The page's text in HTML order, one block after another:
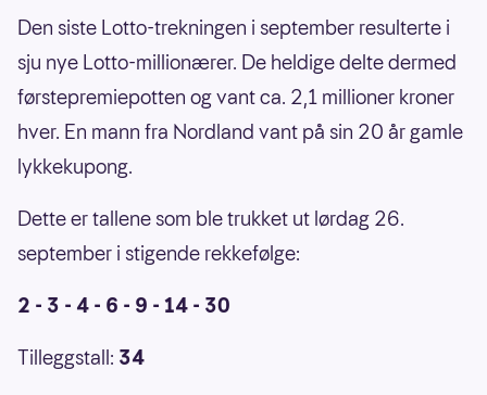
Den siste Lotto-trekningen i september resulterte i
sju nye Lotto-millionærer. De heldige delte dermed
førstepremiepotten og vant ca. 2,1 millioner kroner
hver. En mann fra Nordland vant på sin 20 år gamle
lykkekupong.
Dette er tallene som ble trukket ut lørdag 26.
september i stigende rekkefølge:
2 - 3 - 4 - 6 - 9 - 14 - 30
Tilleggstall: 34